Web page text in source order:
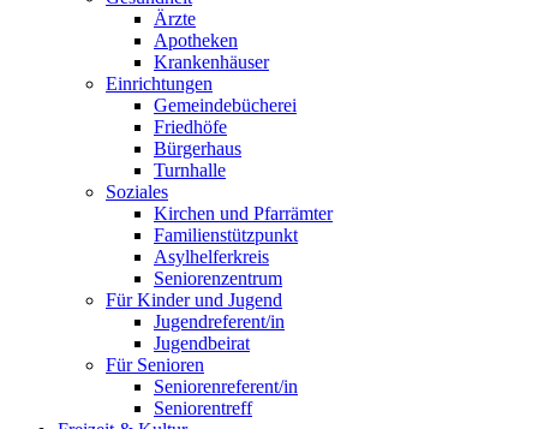
Ärzte
Apotheken
Krankenhäuser
Einrichtungen
Gemeindebücherei
Friedhöfe
Bürgerhaus
Turnhalle
Soziales
Kirchen und Pfarrämter
Familienstützpunkt
Asylhelferkreis
Seniorenzentrum
Für Kinder und Jugend
Jugendreferent/in
Jugendbeirat
Für Senioren
Seniorenreferent/in
Seniorentreff